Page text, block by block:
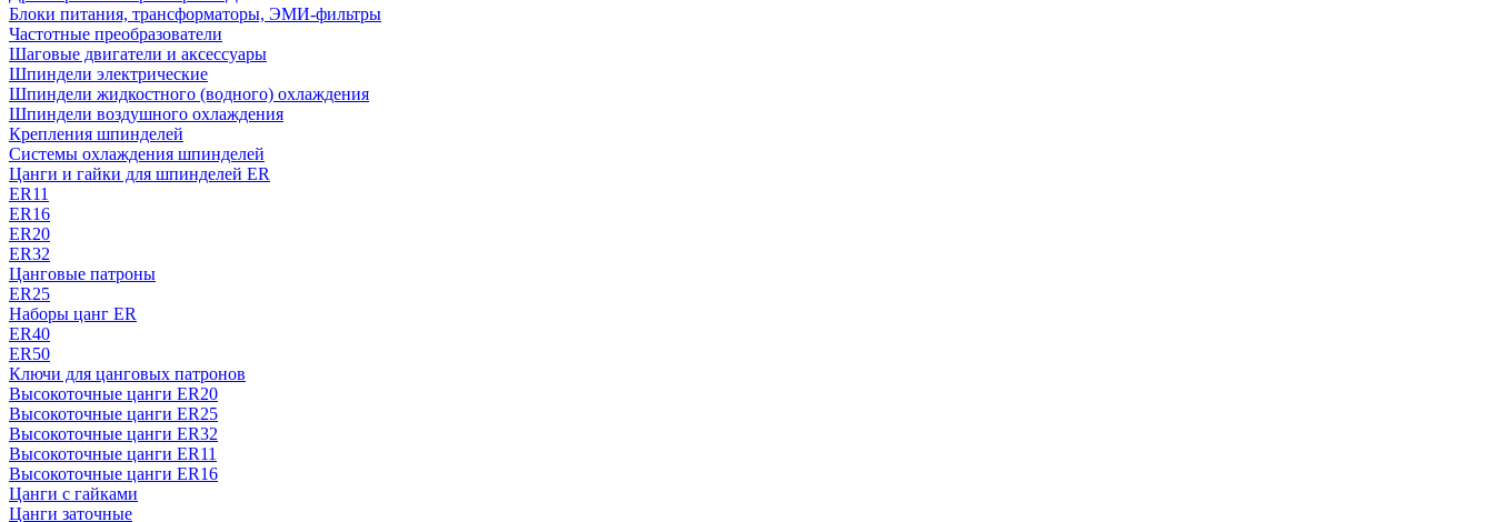
Блоки питания, трансформаторы, ЭМИ-фильтры
Частотные преобразователи
Шаговые двигатели и аксессуары
Шпиндели электрические
Шпиндели жидкостного (водного) охлаждения
Шпиндели воздушного охлаждения
Крепления шпинделей
Системы охлаждения шпинделей
Цанги и гайки для шпинделей ER
ER11
ER16
ER20
ER32
Цанговые патроны
ER25
Наборы цанг ER
ER40
ER50
Ключи для цанговых патронов
Высокоточные цанги ER20
Высокоточные цанги ER25
Высокоточные цанги ER32
Высокоточные цанги ER11
Высокоточные цанги ER16
Цанги с гайками
Цанги заточные